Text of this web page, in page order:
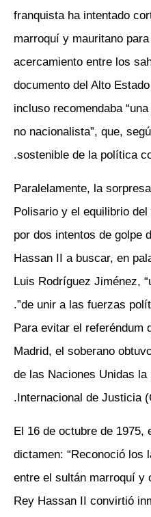
franquista ha intentado
marroquí y mauritano
acercamiento entre los
documento del Alto
incluso recomendaba
no nacionalista”, que,
sostenible de la política
Paralelamente, la
Polisario y el equilibrio
por dos intentos de golpe
Hassan II a buscar, en
Luis Rodríguez Jiménez,
de unir a las fuerzas
Para evitar el referéndum
Madrid, el soberano
de las Naciones Unidas
Internacional de Justicia
El 16 de octubre de 1975,
dictamen: “Reconoció los
entre el sultán marroquí y
Rey Hassan II convirtió